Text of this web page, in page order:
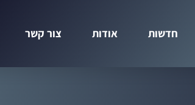
חדשות אודות צור קשר